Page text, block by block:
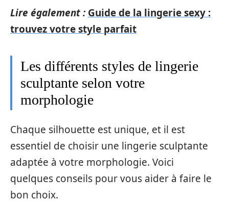
Lire également : Guide de la lingerie sexy :
trouvez votre style parfait
Les différents styles de lingerie
sculptante selon votre
morphologie
Chaque silhouette est unique, et il est
essentiel de choisir une lingerie sculptante
adaptée à votre morphologie. Voici
quelques conseils pour vous aider à faire le
bon choix.